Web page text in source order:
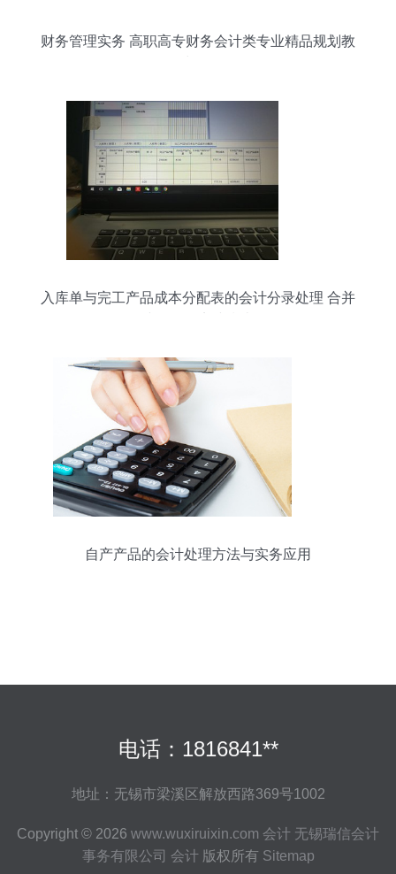
财务管理实务 高职高专财务会计类专业精品规划教
入库单与完工产品成本分配表的会计分录处理 合并
自产产品的会计处理方法与实务应用
电话：1816841**
地址：无锡市梁溪区解放西路369号1002
Copyright © 2026 www.wuxiruixin.com 会计 无锡瑞信会计
事务有限公司 会计版权所有 Sitemap